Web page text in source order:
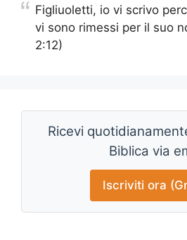
Figliuoletti, io vi scrivo
vi sono rimessi per il suo
2:12)
Ricevi
Biblica via
Iscriviti ora